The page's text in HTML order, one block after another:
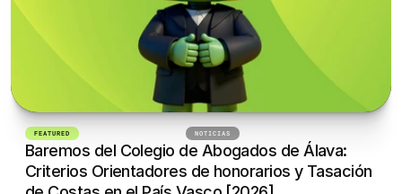
FEATURED 24 DE SEPTIEMBRE DE 2025 NOTICIAS
Baremos del Colegio de Abogados de Álava:
Criterios Orientadores de honorarios y Tasación